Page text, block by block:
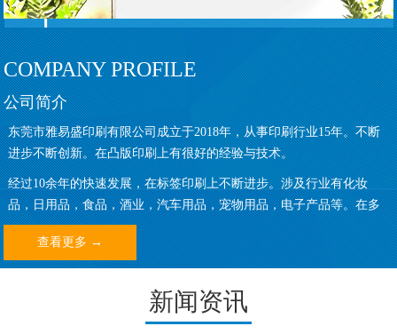
COMPANY PROFILE
公司简介
东莞市雅易盛印刷有限公司成立于2018年，从事印刷行业15年。不断
进步不断创新。在凸版印刷上有很好的经验与技术。
经过10余年的快速发展，在标签印刷上不断进步。涉及行业有化妆
品，日用品，食品，酒业，汽车用品，宠物用品，电子产品等。在多
行业的外包装标签有丰富的经验。
查看更多 →
新闻资讯